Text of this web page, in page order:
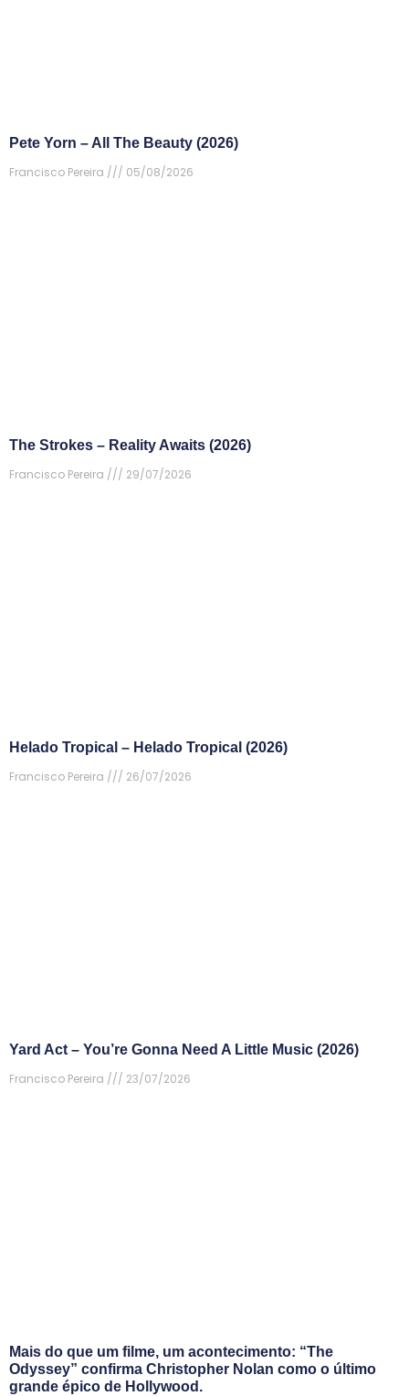
Pete Yorn – All The Beauty (2026)
Francisco Pereira
05/08/2026
The Strokes – Reality Awaits (2026)
Francisco Pereira
29/07/2026
Helado Tropical – Helado Tropical (2026)
Francisco Pereira
26/07/2026
Yard Act – You’re Gonna Need A Little Music (2026)
Francisco Pereira
23/07/2026
Mais do que um filme, um acontecimento: “The
Odyssey” confirma Christopher Nolan como o último
grande épico de Hollywood.